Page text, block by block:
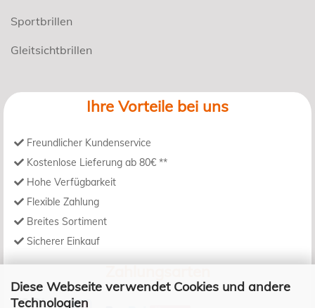
Diese Webseite verwendet Cookies und andere
Technologien
Sportbrillen
Gleitsichtbrillen
Ihre Vorteile bei uns
Freundlicher Kundenservice
Kostenlose Lieferung ab 80€ **
Hohe Verfügbarkeit
Flexible Zahlung
Breites Sortiment
Sicherer Einkauf